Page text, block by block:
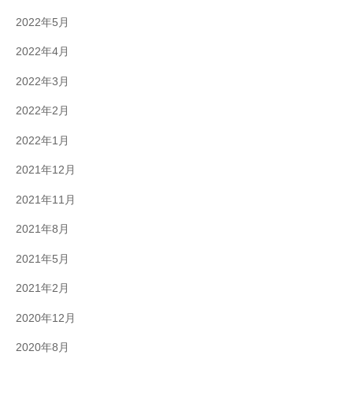
2022年5月
2022年4月
2022年3月
2022年2月
2022年1月
2021年12月
2021年11月
2021年8月
2021年5月
2021年2月
2020年12月
2020年8月